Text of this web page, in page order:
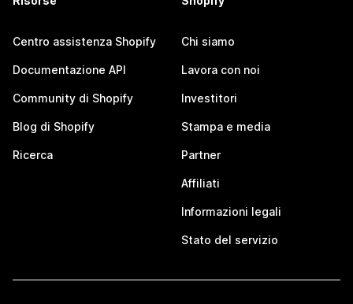
Centro assistenza Shopify
Documentazione API
Community di Shopify
Blog di Shopify
Ricerca
Chi siamo
Lavora con noi
Investitori
Stampa e media
Partner
Affiliati
Informazioni legali
Stato del servizio